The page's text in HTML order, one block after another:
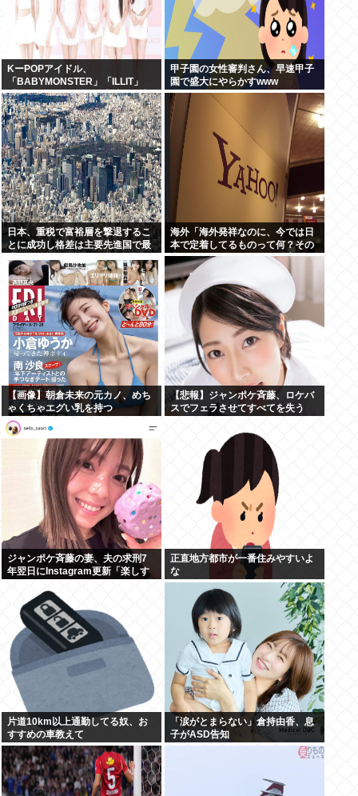
KーPOPアイドル、
「BABYMONSTER」「ILLIT」
「RESCENE」の三国志時代に突
入！
甲子園の女性審判さん、早速甲子
園で盛大にやらかすwww
日本、重税で富裕層を撃退するこ
とに成功し格差は主要先進国で最
小
海外「海外発祥なのに、今では日
本で定着してるものって何？その
逆も教えて！」（海外の反応）
【画像】朝倉未来の元カノ、めち
ゃくちゃエグい乳を持つ
【悲報】ジャンポケ斉藤、ロケバ
スでフェラさせてすべてを失う
ジャンポケ斉藤の妻、夫の求刑7
年翌日にInstagram更新「楽しす
正直地方都市が一番住みやすいよ
な
片道10km以上通勤してる奴、お
すすめの車教えて
「涙がとまらない」倉持由香、息
子がASD告知